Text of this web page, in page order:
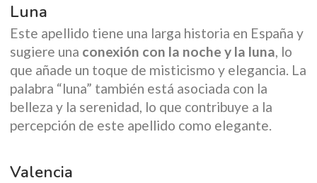
Luna
Este apellido tiene una larga historia en España y
sugiere una conexión con la noche y la luna, lo
que añade un toque de misticismo y elegancia. La
palabra “luna” también está asociada con la
belleza y la serenidad, lo que contribuye a la
percepción de este apellido como elegante.
Valencia